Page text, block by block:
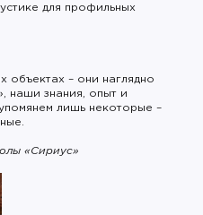
для профильных
объектах – они наглядно
наши знания, опыт и
лишь некоторые –
«Сириус»